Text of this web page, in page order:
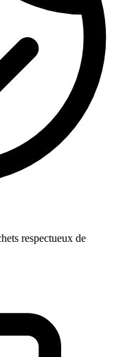
respectueux de